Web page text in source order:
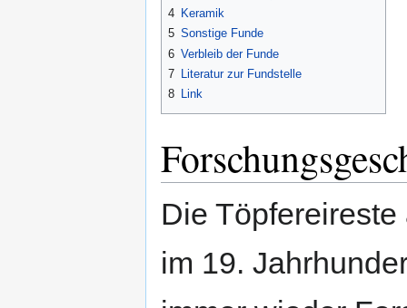
4 Keramik
5 Sonstige Funde
6 Verbleib der Funde
7 Literatur zur Fundstelle
8 Link
Die
im 19.